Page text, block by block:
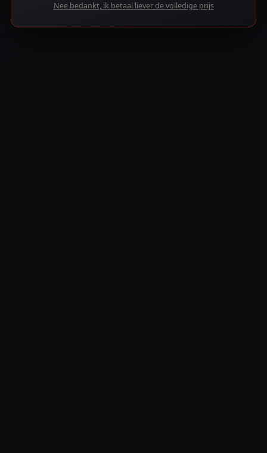
Nee bedankt, ik betaal liever de volledige prijs